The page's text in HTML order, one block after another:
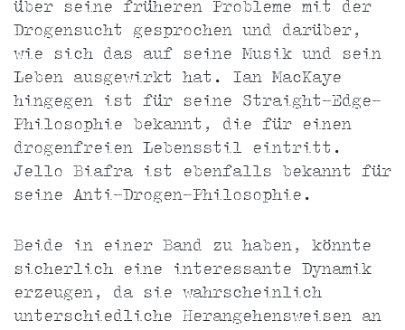
über seine früheren Probleme mit der
Drogensucht gesprochen und darüber,
wie sich das auf seine Musik und sein
Leben ausgewirkt hat. Ian MacKaye
hingegen ist für seine Straight-Edge-
Philosophie bekannt, die für einen
drogenfreien Lebensstil eintritt.
Jello Biafra ist ebenfalls bekannt für
seine Anti-Drogen-Philosophie.
Beide in einer Band zu haben, könnte
sicherlich eine interessante Dynamik
erzeugen, da sie wahrscheinlich
unterschiedliche Herangehensweisen an